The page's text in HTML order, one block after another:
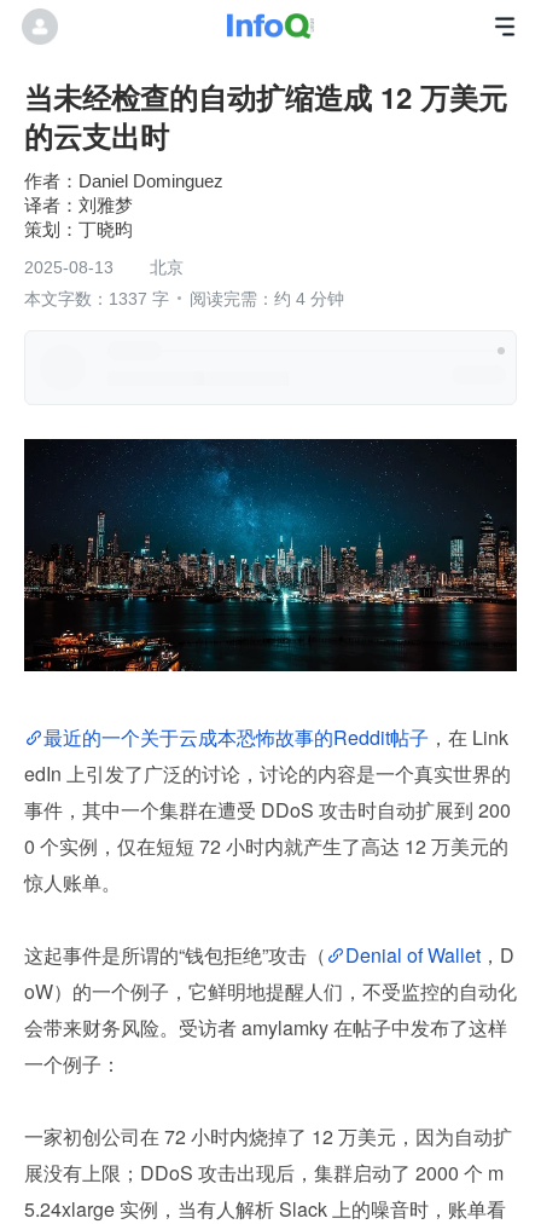
当未经检查的自动扩缩造成 12 万美元
的云支出时
作者：Daniel Dominguez
刘雅梦
丁晓昀
2025-08-13
北京
本文字数：1337 字
阅读完需：约 4 分钟
最近的一个关于云成本恐怖故事的Reddit帖子 ，在 Link
edIn 上引发了广泛的讨论，讨论的内容是一个真实世界的
事件，其中一个集群在遭受 DDoS 攻击时自动扩展到 200
0 个实例，仅在短短 72 小时内就产生了高达 12 万美元的
惊人账单。
这起事件是所谓的“钱包拒绝”攻击（ Denial of Wallet ，D
oW）的一个例子，它鲜明地提醒人们，不受监控的自动化
会带来财务风险。受访者 amylamky 在帖子中发布了这样
一个例子：
一家初创公司在 72 小时内烧掉了 12 万美元，因为自动扩
展没有上限；DDoS 攻击出现后，集群启动了 2000 个 m
5.24xlarge 实例，当有人解析 Slack 上的噪音时，账单看